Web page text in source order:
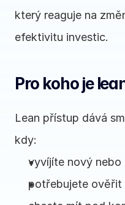
který reaguje na
efektivitu investic.
Pro koho je
Lean přístup dává
kdy:
vyvíjíte nový
potřebujete ověřit